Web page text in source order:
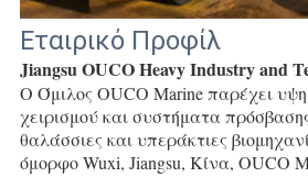
Εταιρικό Προφίλ
Jiangsu OUCO Heavy Industry and
Ο Όμιλος OUCO Marine παρέχει
χειρισμού και συστήματα
θαλάσσιες και υπεράκτιες
όμορφο Wuxi, Jiangsu, Κίνα, OUCO